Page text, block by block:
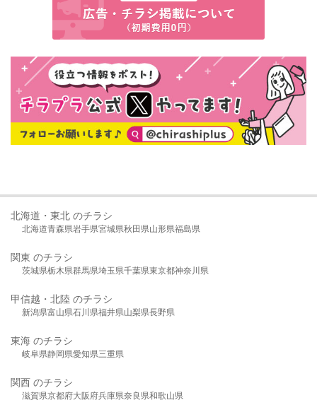
北海道・東北 のチラシ
北海道青森県岩手県宮城県秋田県山形県福島県
関東 のチラシ
茨城県栃木県群馬県埼玉県千葉県東京都神奈川県
甲信越・北陸 のチラシ
新潟県富山県石川県福井県山梨県長野県
東海 のチラシ
岐阜県静岡県愛知県三重県
関西 のチラシ
滋賀県京都府大阪府兵庫県奈良県和歌山県